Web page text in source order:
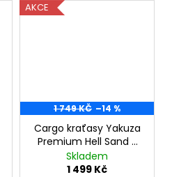
AKCE
1 749 KČ –14 %
Cargo kraťasy Yakuza
Premium Hell Sand -
Pískové
Skladem
1 499 Kč